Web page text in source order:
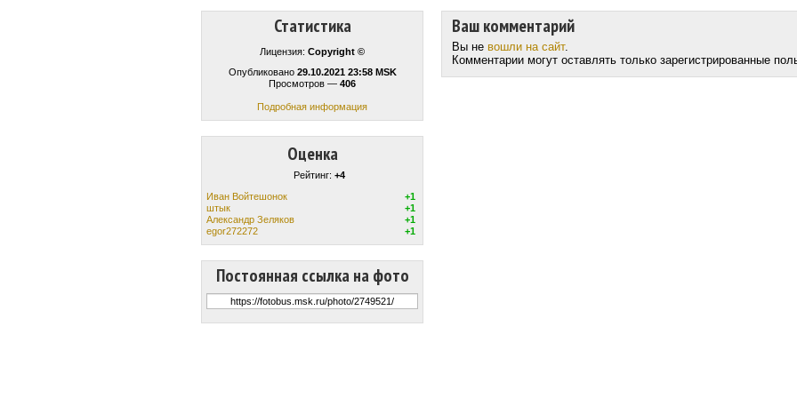
Статистика
Лицензия: Copyright ©
Опубликовано 29.10.2021 23:58 MSK
Просмотров — 406
Подробная информация
Оценка
Рейтинг: +4
Иван Войтешонок
+1
штык
+1
Александр Зеляков
+1
egor272272
+1
Постоянная ссылка на фото
Ваш комментарий
Вы не вошли на сайт.
Комментарии могут оставлять только зарегистрированные